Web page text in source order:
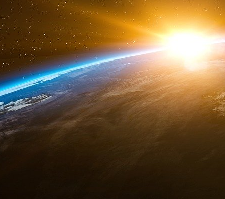
« Je vais en discuter avec le président
générale d’Engie, Catherine McGregor
sur Franceinfo.
L’exécutif français semble donc en train de
aussi, au mouvement quasi mondial
participation active -sinon unanime- de tous
avec le débranchement de la Russie du
Le ministre de l’Économie pense qu’avec
(pourront être prises) ensemble dans les
aiguë de la gravité de la situation » qu’a